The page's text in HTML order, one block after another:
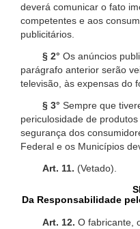
deverá comunicar o fato
competentes e aos
publicitários.
§ 2° Os anúncios
parágrafo anterior serão
televisão, às expensas do
§ 3° Sempre que
periculosidade de
segurança dos
Federal e os Municípios
Art. 11. (Vetado).
Da Responsabilidade
Art. 12. O fabricante,